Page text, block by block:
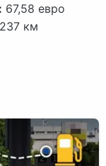
67,58 евро
237 км